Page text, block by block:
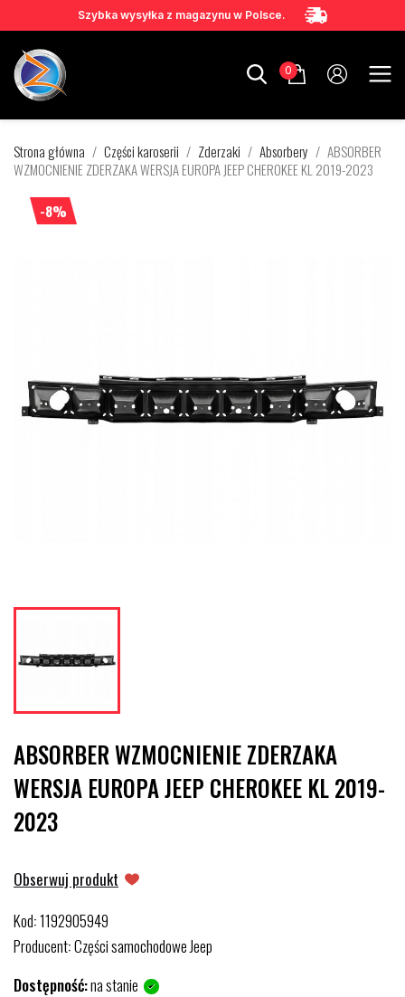
Szybka wysyłka z magazynu w Polsce.
0
Strona główna Części karoserii Zderzaki Absorbery
ABSORBER
WZMOCNIENIE ZDERZAKA WERSJA EUROPA JEEP CHEROKEE KL 2019-2023
-8%
ABSORBER WZMOCNIENIE ZDERZAKA
WERSJA EUROPA JEEP CHEROKEE KL 2019-
2023
Obserwuj produkt
Kod:1192905949
Producent:Części samochodowe Jeep
Dostępność:na stanie